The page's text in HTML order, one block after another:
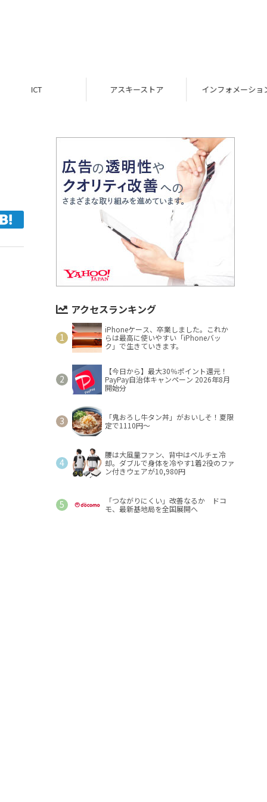
アスキーストア インフォメーション
アクセスランキング
iPhoneケース、卒業しました。これか
らは最高に使いやすい「iPhoneバッ
ク」で生きていきます。
【今日から】最大30％ポイント還元！
PayPay自治体キャンペーン 2026年8月
開始分
「鬼おろし牛タン丼」がおいしそ！夏限
定で1110円～
腰は大風量ファン、背中はペルチェ冷
却。ダブルで身体を冷やす1着2役のファ
ン付きウェアが10,980円
「つながりにくい」改善なるか ドコ
モ、最新基地局を全国展開へ